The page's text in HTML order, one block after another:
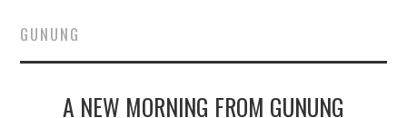
ABOUT
CONTACT
GUNUNG
A NEW MORNING FROM GUNUNG